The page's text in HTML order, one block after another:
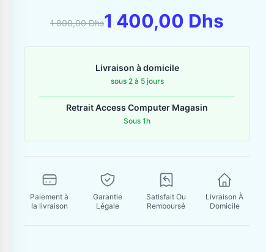
Envoyer un message
1 800,00 Dhs1 400,00 Dhs
Livraison à domicile
sous 2 à 5 jours
Retrait Access Computer Magasin
Sous 1h
Paiement à
la livraison
Garantie
Légale
Satisfait Ou
Remboursé
Livraison À
Domicile